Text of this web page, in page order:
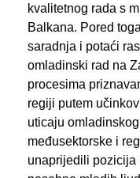
kvalitetnog rada s
Balkana. Pored
saradnja i potaći
omladinski rad na
procesima
regiji putem
uticaju
međusektorske i
unaprijedili pozicija